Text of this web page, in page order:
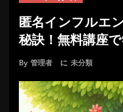
匿名インフルエ
秘訣！無料講座
By 管理者 に 未分類